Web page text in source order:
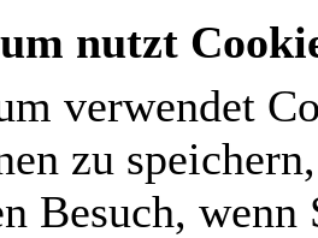
nutzt
verwendet
zu
Besuch,